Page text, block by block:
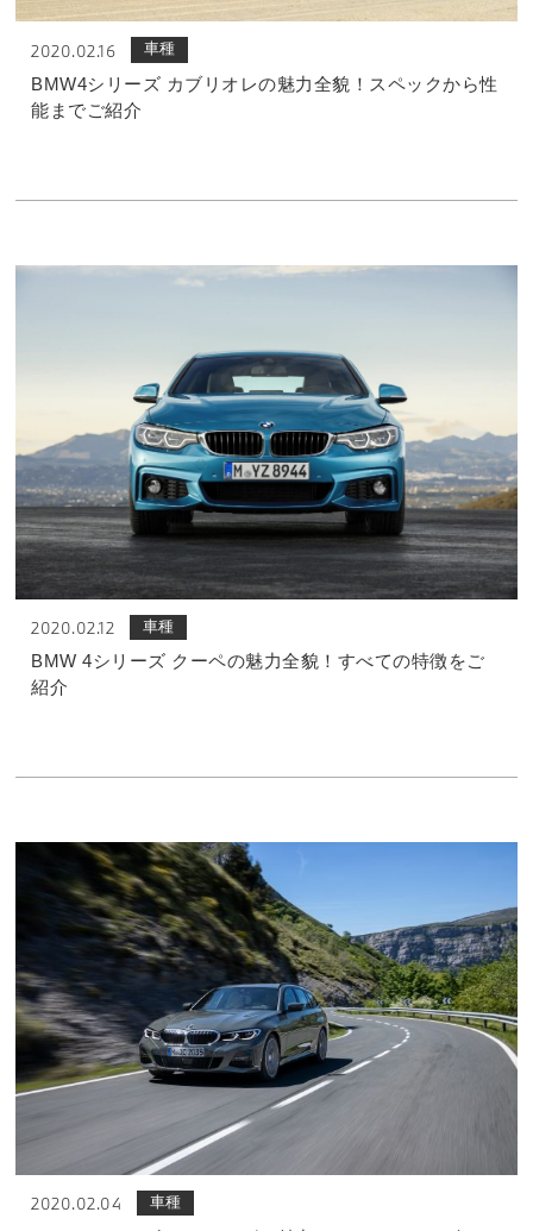
2020.02.16 車種
BMW4シリーズ カブリオレの魅力全貌！スペックから性
能までご紹介
2020.02.12 車種
BMW 4シリーズ クーペの魅力全貌！すべての特徴をご
紹介
2020.02.04 車種